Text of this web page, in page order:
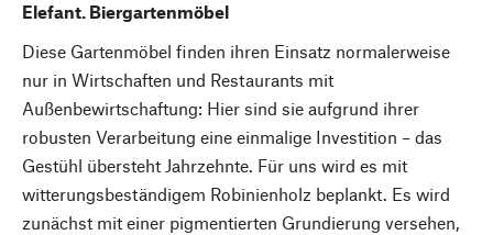
Elefant. Biergartenmöbel
Diese Gartenmöbel finden ihren Einsatz normalerweise
nur in Wirtschaften und Restaurants mit
Außenbewirtschaftung: Hier sind sie aufgrund ihrer
robusten Verarbeitung eine einmalige Investition – das
Gestühl übersteht Jahrzehnte. Für uns wird es mit
witterungsbeständigem Robinienholz beplankt. Es wird
zunächst mit einer pigmentierten Grundierung versehen,